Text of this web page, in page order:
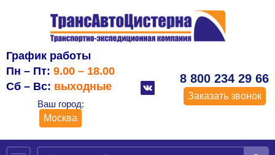
График работы
Пн – Пт: 9.00 – 18.00
Сб – Вс: выходные
Ваш город:
Москва
8 800 234 29 66
Заказать звонок